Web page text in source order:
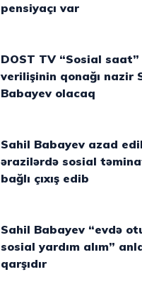
pensiyaçı var
DOST TV “Sosial saat”
verilişinin qonağı nazir
Babayev olacaq
Sahil Babayev azad edilən
ərazilərdə sosial
bağlı çıxış edib
Sahil Babayev “evdə oturum,
sosial yardım alım”
qarşıdır